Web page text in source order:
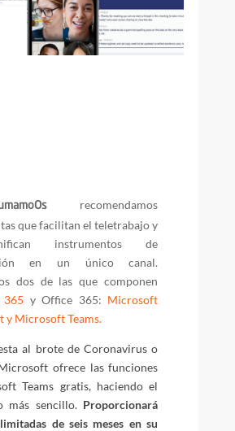
recomendamos
que facilitan el teletrabajo y
instrumentos de
en un único canal.
dos de las que componen
y Office 365: Microsoft
y Microsoft Teams.
al brote de Coronavirus o
ofrece las funciones
Teams gratis, haciendo el
más sencillo. Proporcionará
de seis meses en su